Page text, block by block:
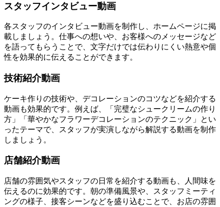
スタッフインタビュー動画
各スタッフのインタビュー動画を制作し、ホームページに掲
載しましょう。仕事への想いや、お客様へのメッセージなど
を語ってもらうことで、文字だけでは伝わりにくい熱意や個
性を効果的に伝えることができます。
技術紹介動画
ケーキ作りの技術や、デコレーションのコツなどを紹介する
動画も効果的です。例えば、「完璧なシュークリームの作り
方」「華やかなフラワーデコレーションのテクニック」とい
ったテーマで、スタッフが実演しながら解説する動画を制作
しましょう。
店舗紹介動画
店舗の雰囲気やスタッフの日常を紹介する動画も、人間味を
伝えるのに効果的です。朝の準備風景や、スタッフミーティ
ングの様子、接客シーンなどを盛り込むことで、お店の雰囲